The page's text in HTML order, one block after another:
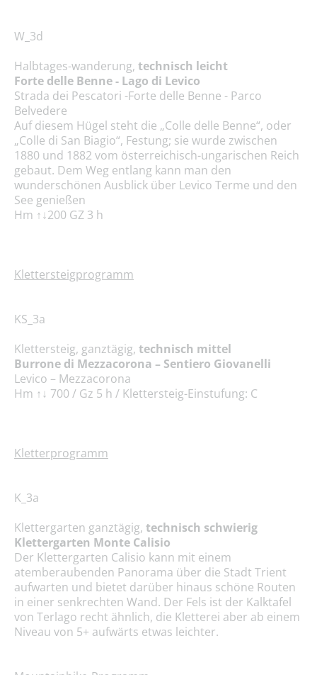
W_3d
Halbtages-wanderung, technisch leicht
Forte delle Benne - Lago di Levico
Strada dei Pescatori -Forte delle Benne - Parco
Belvedere
Auf diesem Hügel steht die „Colle delle Benne“, oder
„Colle di San Biagio“, Festung; sie wurde zwischen
1880 und 1882 vom österreichisch-ungarischen Reich
gebaut. Dem Weg entlang kann man den
wunderschönen Ausblick über Levico Terme und den
See genießen
Hm ↑↓200 GZ 3 h
Klettersteigprogramm
KS_3a
Klettersteig, ganztägig, technisch mittel
Burrone di Mezzacorona – Sentiero Giovanelli
Levico – Mezzacorona
Hm ↑↓ 700 / Gz 5 h / Klettersteig-Einstufung: C
Kletterprogramm
K_3a
Klettergarten ganztägig, technisch schwierig
Klettergarten Monte Calisio
Der Klettergarten Calisio kann mit einem
atemberaubenden Panorama über die Stadt Trient
aufwarten und bietet darüber hinaus schöne Routen
in einer senkrechten Wand. Der Fels ist der Kalktafel
von Terlago recht ähnlich, die Kletterei aber ab einem
Niveau von 5+ aufwärts etwas leichter.